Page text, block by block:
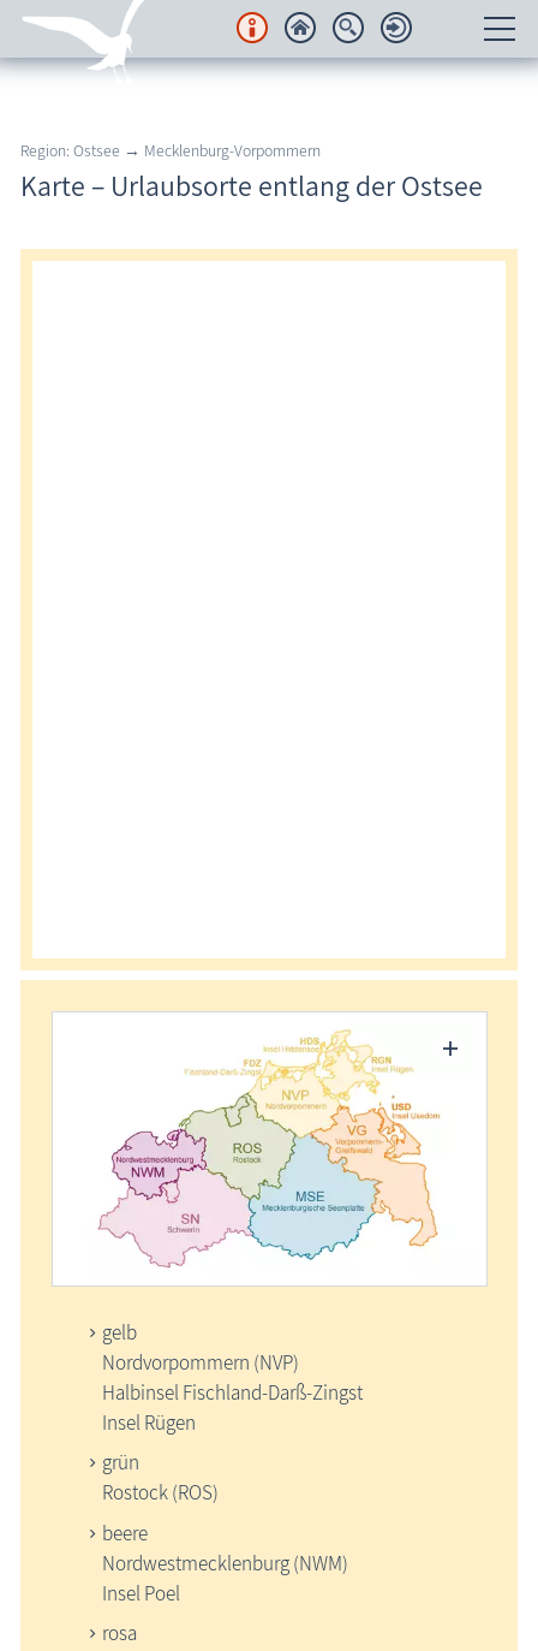
Regionales
Region Nordvorpommern
Region: Ostsee → Mecklenburg-Vorpommern
Karte – Urlaubsorte entlang der Ostsee
gelb
Nordvorpommern (NVP)
Halbinsel Fischland-Darß-Zingst
Insel Rügen
grün
Rostock (ROS)
beere
Nordwestmecklenburg (NWM)
Insel Poel
rosa